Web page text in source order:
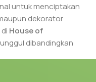
untuk menciptakan
dekorator
House of
dibandingkan